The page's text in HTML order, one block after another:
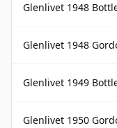
Glenlivet 1948
Glenlivet 1948
Glenlivet 1949
Glenlivet 1950